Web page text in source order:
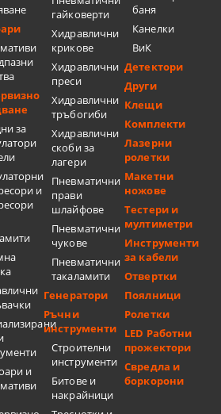
за
и
и
гайковерти
Хидравлични
крикове
Хидравлични
преси
Хидравлични
тръбогиби
Хидравлични
скоби за
лагери
Пневматични
прави
шлайфове
Пневматични
чукове
Пневматични
такаламити
Генератори
Ръчни
инструменти
Строителни
инструменти
Битове и
накрайници
баня
Канелки
ВиК
Детектори
Други
Клещи
Комплекти
Лазерни
ролетки
Макетни
ножове
Тестери и
мултиметри
Инструменти
за кабели
Отвертки
Поялници
Ролетки
LED Работни
прожектори
Свредла и
боркорони